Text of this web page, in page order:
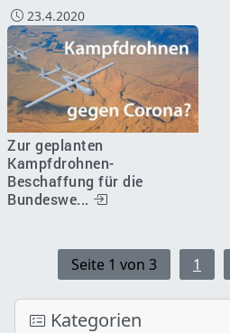
23.4.2020
Zur geplanten
Kampfdrohnen-
Beschaffung für die
Bundeswe...
Seite 1 von 3 1
Kategorien